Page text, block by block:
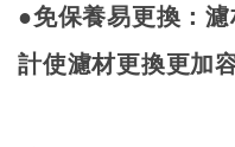
●免保養易更換：
計使濾材更換更加